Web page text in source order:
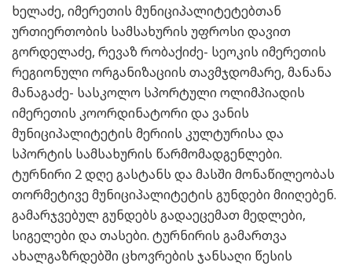
ხელაძე, იმერეთის მუნიციპალიტეტებთან
ურთიერთობის სამსახურის უფროსი დავით
გორდელაძე, რევაზ რობაქიძე- სეოკის იმერეთის
რეგიონული ორგანიზაციის თავმჯდომარე, მანანა
მანაგაძე- სასკოლო სპორტული ოლიმპიადის
იმერეთის კოორდინატორი და ვანის
მუნიციპალიტეტის მერიის კულტურისა და
სპორტის სამსახურის წარმომადგენლები.
ტურნირი 2 დღე გასტანს და მასში მონაწილეობას
თორმეტივე მუნიციპალიტეტის გუნდები მიიღებენ.
გამარჯვებულ გუნდებს გადაეცემათ მედლები,
სიგელები და თასები. ტურნირის გამართვა
ახალგაზრდებში ცხოვრების ჯანსაღი წესის